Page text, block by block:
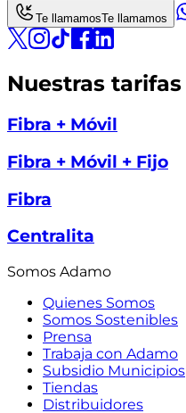
Te llamamosTe llamamos
Nuestras tarifas
Fibra + Móvil
Fibra + Móvil + Fijo
Fibra
Centralita
Somos Adamo
Quienes Somos
Somos Sostenibles
Prensa
Trabaja con Adamo
Subsidio Municipios
Tiendas
Distribuidores